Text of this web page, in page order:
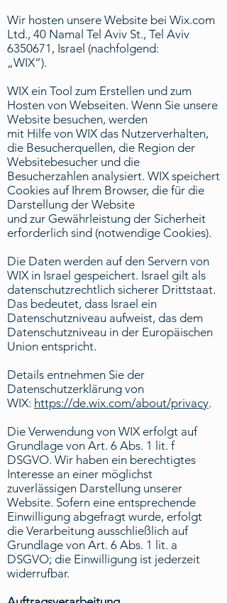
Wir hosten unsere Website bei Wix.com
Ltd., 40 Namal Tel Aviv St., Tel Aviv
6350671, Israel (nachfolgend:
„WIX“).
WIX ein Tool zum Erstellen und zum
Hosten von Webseiten. Wenn Sie unsere
Website besuchen, werden
mit Hilfe von WIX das Nutzerverhalten,
die Besucherquellen, die Region der
Websitebesucher und die
Besucherzahlen analysiert. WIX speichert
Cookies auf Ihrem Browser, die für die
Darstellung der Website
und zur Gewährleistung der Sicherheit
erforderlich sind (notwendige Cookies).
Die Daten werden auf den Servern von
WIX in Israel gespeichert. Israel gilt als
datenschutzrechtlich sicherer Drittstaat.
Das bedeutet, dass Israel ein
Datenschutzniveau aufweist, das dem
Datenschutzniveau in der Europäischen
Union entspricht.
Details entnehmen Sie der
Datenschutzerklärung von
WIX: https://de.wix.com/about/privacy.
Die Verwendung von WIX erfolgt auf
Grundlage von Art. 6 Abs. 1 lit. f
DSGVO. Wir haben ein berechtigtes
Interesse an einer möglichst
zuverlässigen Darstellung unserer
Website. Sofern eine entsprechende
Einwilligung abgefragt wurde, erfolgt
die Verarbeitung ausschließlich auf
Grundlage von Art. 6 Abs. 1 lit. a
DSGVO; die Einwilligung ist jederzeit
widerrufbar.